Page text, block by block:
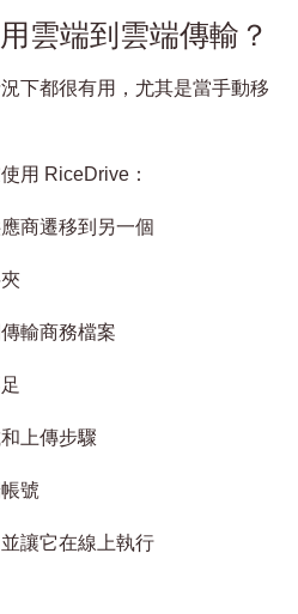
雲端到雲端傳輸？
下都很有用，尤其是當手動移
用 RiceDrive：
商遷移到另一個
輸商務檔案
上傳步驟
號
讓它在線上執行